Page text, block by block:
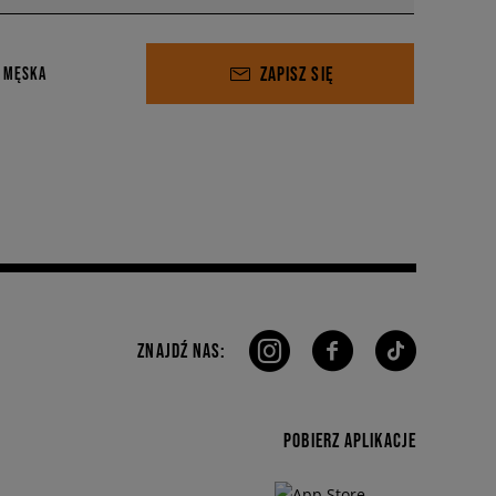
MĘSKA ZAPISZ SIĘ
ZNAJDŹ NAS:
POBIERZ APLIKACJE